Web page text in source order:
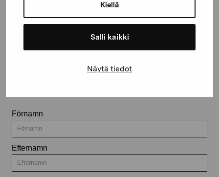
Kiellä
Salli kaikki
Näytä tiedot
Håll dig uppdaterad om aktuella
Förnamn
Efternamn